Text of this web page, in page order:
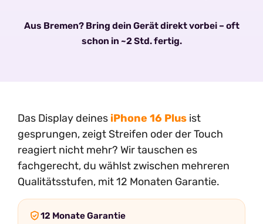
Aus Bremen? Bring dein Gerät direkt vorbei – oft
schon in ~2 Std. fertig.
Das Display deines iPhone 16 Plus ist
gesprungen, zeigt Streifen oder der Touch
reagiert nicht mehr? Wir tauschen es
fachgerecht, du wählst zwischen mehreren
Qualitätsstufen, mit 12 Monaten Garantie.
12 Monate Garantie